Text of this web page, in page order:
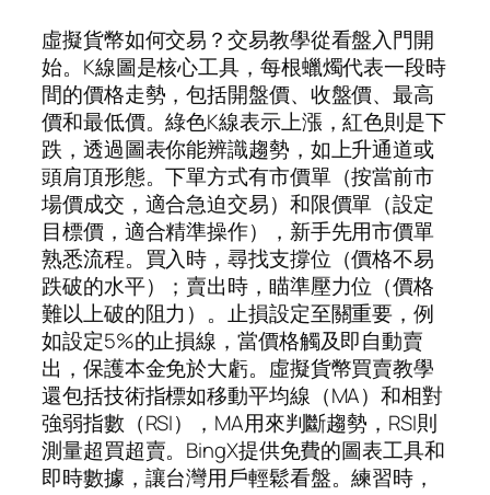
虛擬貨幣如何交易？交易教學從看盤入門開
始。K線圖是核心工具，每根蠟燭代表一段時
間的價格走勢，包括開盤價、收盤價、最高
價和最低價。綠色K線表示上漲，紅色則是下
跌，透過圖表你能辨識趨勢，如上升通道或
頭肩頂形態。下單方式有市價單（按當前市
場價成交，適合急迫交易）和限價單（設定
目標價，適合精準操作），新手先用市價單
熟悉流程。買入時，尋找支撐位（價格不易
跌破的水平）；賣出時，瞄準壓力位（價格
難以上破的阻力）。止損設定至關重要，例
如設定5%的止損線，當價格觸及即自動賣
出，保護本金免於大虧。虛擬貨幣買賣教學
還包括技術指標如移動平均線（MA）和相對
強弱指數（RSI），MA用來判斷趨勢，RSI則
測量超買超賣。BingX提供免費的圖表工具和
即時數據，讓台灣用戶輕鬆看盤。練習時，